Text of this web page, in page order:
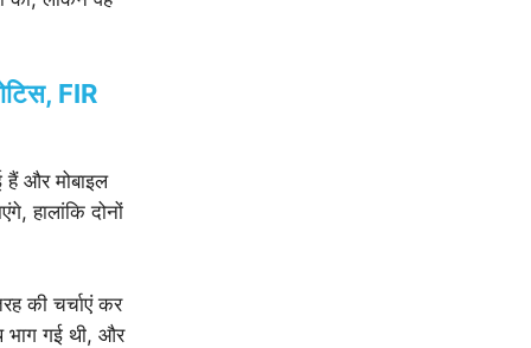
FIR
और मोबाइल
हालांकि दोनों
की चर्चाएं कर
भाग गई थी, और